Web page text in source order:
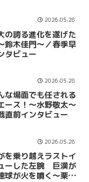
2026.05.28
の誇る進化を遂げた
鈴木佳門～／春季早
タビュー
2026.05.28
な場面でも任される
ース！～水野敬太～
直前インタビュー
2026.05.28
を乗り越えラストイ
ーした左腕 巨漢が
球が火を噴く～栗林